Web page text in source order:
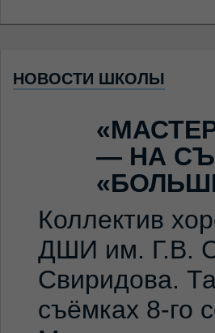
НОВОСТИ ШКОЛЫ
— НА
Коллектив
ДШИ им. Г.В.
Свиридова.
съёмках 8-го